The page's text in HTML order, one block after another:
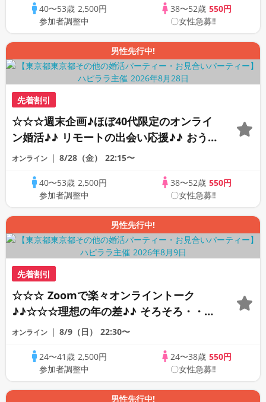
PARTY!!40〜53歳 2,500円
参加者調整中
38〜52歳 550円
〇女性急募‼
男性先行中!
先着割引
☆☆☆週末企画♪ほぼ40代限定のオンライ
ン婚活♪♪ リモートの出会い応援♪♪ おう
ちで乾杯しませんか♪♪ ☆全国の方が対象
PARTY!!
オンライン 8/28（金） 22:15〜
40〜53歳 2,500円
参加者調整中
38〜52歳 550円
〇女性急募‼
男性先行中!
先着割引
☆☆☆ Zoomで楽々オンライントーク
♪♪☆☆☆理想の年の差♪♪ そろそろ・・・
素敵な恋人見つけたい♪ ♪☆カジュアルな
行あり♪♪
オンライン 8/9（日） 22:30〜
24〜41歳 2,500円
参加者調整中
24〜38歳 550円
〇女性急募‼
男性先行中!